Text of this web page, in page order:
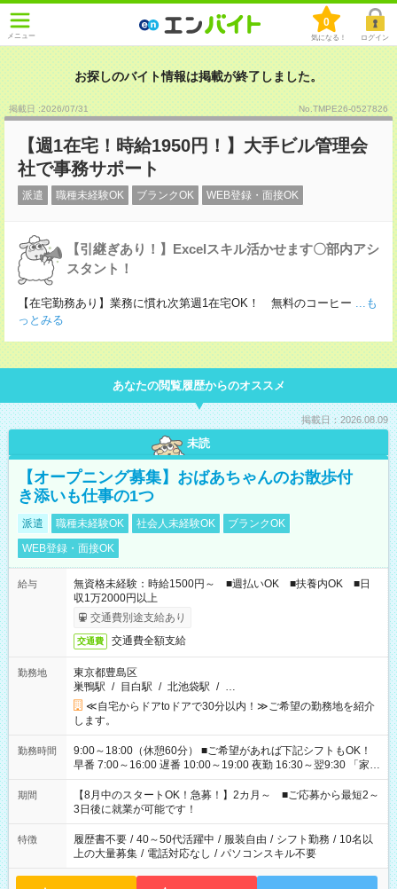
メニュー
0
気になる！ ログイン
お探しのバイト情報は掲載が終了しました。
掲載日 :2026/07/31 No.TMPE26-0527826
【週1在宅！時給1950円！】大手ビル管理会
社で事務サポート
派遣 職種未経験OK ブランクOK WEB登録・面接OK
【引継ぎあり！】Excelスキル活かせます〇部内アシ
スタント！
【在宅勤務あり】業務に慣れ次第週1在宅OK！ 無料のコーヒー ...も
っとみる
あなたの閲覧履歴からのオススメ
掲載日：2026.08.09
未読
【オープニング募集】おばあちゃんのお散歩付
き添いも仕事の1つ
派遣 職種未経験OK 社会人未経験OK
ブランクOK
WEB登録・面接OK
給与
無資格未経験：時給1500円～ ■週払いOK ■扶養内OK ■日
収1万2000円以上
交通費別途支給あり
交通費 交通費全額支給
勤務地
東京都豊島区
巣鴨駅 / 目白駅 / 北池袋駅 / …
≪自宅からドアtoドアで30分以内！≫ご希望の勤務地を紹介
します。
勤務時間
9:00～18:00（休憩60分） ■ご希望があれば下記シフトもOK！
早番 7:00～16:00 遅番 10:00～19:00 夜勤 16:30～翌9:30 「家族
と休みを合わせたい」 「余裕を持って夕飯の準備がしたい」
「できれば残業はしたくない」 など、ご希望を教えてください
ね。 ※Wワーク希望の方へ 今ご覧のお仕事で希望する勤務時間
と、もう1つのお仕事の勤務時間。 合計で週40時間を超える場
合は応募できません。
期間
【8月中のスタートOK！急募！】2カ月～ ■ご応募から最短2～
3日後に就業が可能です！
特徴 履歴書不要 / 40～50代活躍中 / 服装自由 / シフト勤務 / 10名以
上の大量募集 / 電話対応なし / パソコンスキル不要